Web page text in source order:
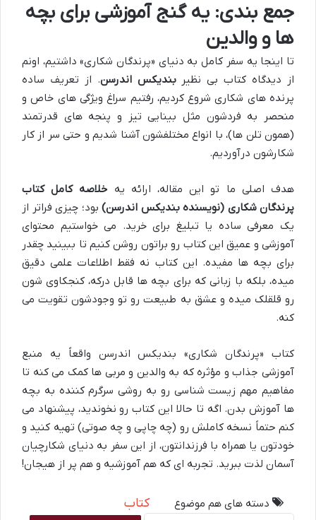
جمع بندی: یه گنج آموزشی برای بچه
ها و والدین
تا اینجا یه سفر کامل به دنیای «پرندگان شکاری» داشتیم، اونم
از دیدگاه کتاب بی نظیربندیکس اندرسن. از تعریف ساده
پرنده های شکاری شروع کردیم، رفتیم سراغ ویژگی های خاص و
منحصر به فردشون مثل بینایی تیز و پنجه های قدرتمند
(همون تلن ها)، با انواع مختلفشون آشنا شدیم و حتی سر از کار
شکارشون درآوردیم.
هدف اصلی ما تو این مقاله، ارائه یه خلاصه کامل کتاب
پرندگان شکاری (نویسنده بندیکس اندرسن) بود؛ چیزی فراتر از
یک معرفی ساده یا تبلیغ برای خرید. می خواستیم محتوای
آموزشی و عمیق این کتاب رو براتون روشن کنیم تا ببینید چقدر
برای بچه ها مفیده. این کتاب نه فقط اطلاعات علمی دقیق
میده، بلکه با زبانی که برای بچه ها قابل درکه، کنجکاوی شون
رو قلقلک میده و عشق به طبیعت رو تو وجودشون تقویت می
کنه.
کتاب «پرندگان شکاری» بندیکس اندرسن واقعاً یه منبع
آموزشی جذاب و مؤثره که به والدین و مربی ها کمک می کنه تا
مفاهیم مهم زیست شناسی رو به روشی سرگرم کننده به بچه
ها آموزش بدن. اگه تا حالا این کتاب رو نخوندید، پیشنهاد می
کنم حتماً نسخه کاملش رو (چه چاپی و چه صوتی) تهیه کنید و
خودتون یا همراه با فرزندانتون، از این سفر به دنیای شکارچیان
آسمان لذت ببرید. تجربه ای که هم آموزشیه و هم پر از هیجان!
دسته های هم موضوع کتاب